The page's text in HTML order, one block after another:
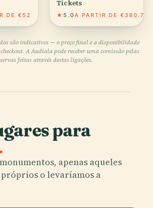
DE €52
Tickets
★ 5.0A PARTIR DE €380.77
são indicativos — o preço final e a disponibilidade
A Audiala pode receber uma comissão pelas
feitas através destas ligações.
para
apenas aqueles
o levaríamos a